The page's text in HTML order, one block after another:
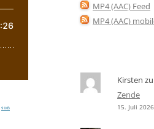
9 MB
MP4 (AAC) Feed
MP4 (AAC)
Kirsten zu
Zende
15. Juli 2026